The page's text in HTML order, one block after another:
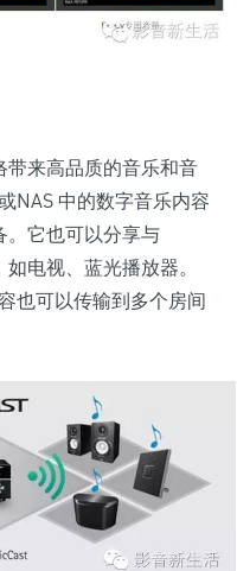
带来高品质的音乐和音
NAS 中的数字音乐内容
。它也可以分享与
电视、蓝光播放器。
也可以传输到多个房间